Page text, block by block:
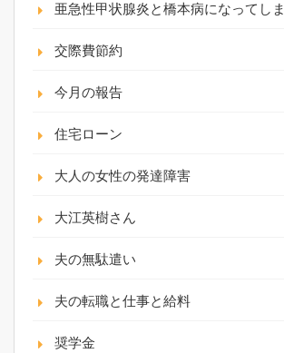
亜急性甲状腺炎と橋本病になってし
交際費節約
今月の報告
住宅ローン
大人の女性の発達障害
大江英樹さん
夫の無駄遣い
夫の転職と仕事と給料
奨学金